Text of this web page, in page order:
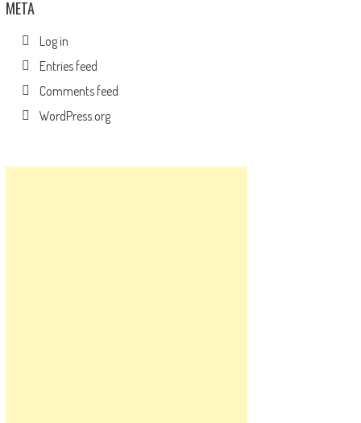
META
Log in
Entries feed
Comments feed
WordPress.org